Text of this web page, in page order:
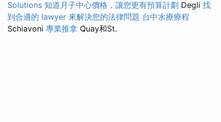
Solutions 知道月子中心價格，讓您更有預算計劃 Degli 找
到合適的 lawyer 來解決您的法律問題 台中水療療程
Schiavoni 專業推拿 Quay和St.